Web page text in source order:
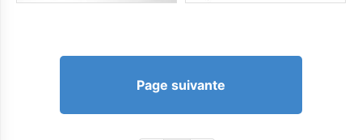
Page suivante